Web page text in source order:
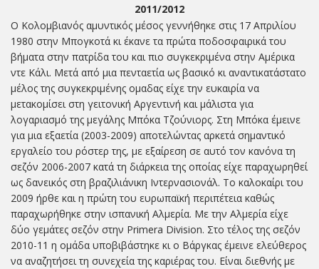
2011/2012
O Κολομβιανός αμυντικός μέσος γεννήθηκε στις 17 Απριλίου
1980 στην Μπογκοτά κι έκανε τα πρώτα ποδοσφαιρικά του
βήματα στην πατρίδα του και πιο συγκεκριμένα στην Αμέρικα
ντε Κάλι. Μετά από μια πενταετία ως βασικό κι αναντικατάστατο
μέλος της συγκεκριμένης ομαδας είχε την ευκαιρία να
μετακομίσει στη γειτονική Αργεντινή και μάλιστα για
λογαριασμό της μεγάλης Μπόκα Τζούνιορς. Στη Μπόκα έμεινε
για μια εξαετία (2003-2009) αποτελώντας αρκετά σημαντικό
εργαλείο του ρόστερ της, με εξαίρεση σε αυτό τον κανόνα τη
σεζόν 2006-2007 κατά τη διάρκεια της οποίας είχε παραχωρηθεί
ως δανεικός στη βραζιλιάνικη Ιντερνασιονάλ. Το καλοκαίρι του
2009 ήρθε και η πρώτη του ευρωπαϊκή περιπέτεια καθώς
παραχωρήθηκε στην ισπανική Αλμερία. Με την Αλμερία είχε
δύο γεμάτες σεζόν στην Primera Division. Στο τέλος της σεζόν
2010-11 η ομάδα υποβιβάστηκε κι ο Βάργκας έμεινε ελεύθερος
να αναζητήσει τη συνεχεία της καριέρας του. Είναι διεθνής με